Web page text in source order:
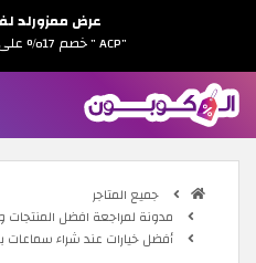
جميع المتاجر
مدونة لمراجعة افضل
أفضل خيارات عند شراء
عرض ممزورلد
"ACP " خصم 17% على كافة المنتجات!!